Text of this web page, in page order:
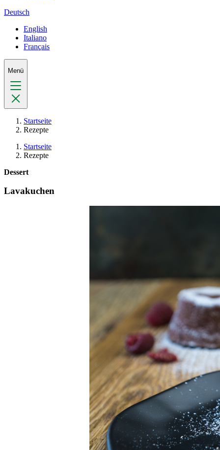
Deutsch
English
Italiano
Français
Menü
Startseite
Rezepte
Startseite
Rezepte
Dessert
Lavakuchen